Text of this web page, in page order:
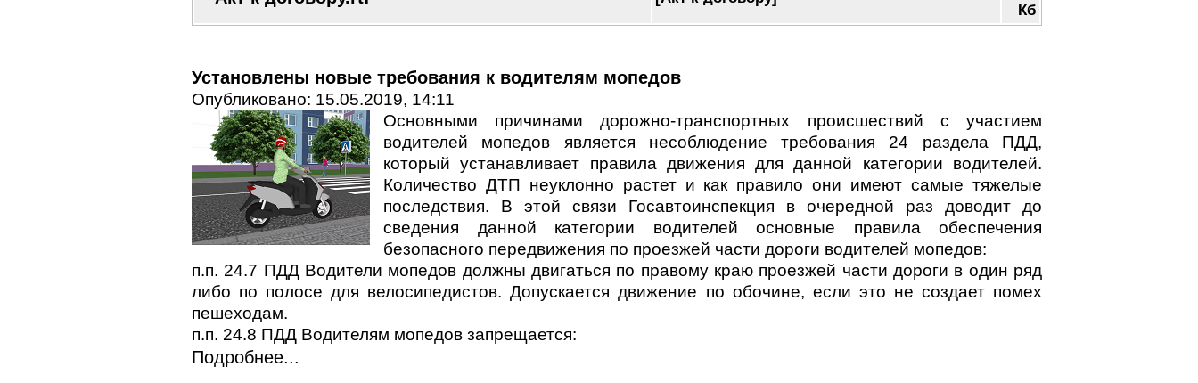
Кб
Установлены новые требования к водителям мопедов
Опубликовано: 15.05.2019, 14:11
Основными причинами дорожно-транспортных происшествий с участием
водителей мопедов является несоблюдение требования 24 раздела ПДД,
который устанавливает правила движения для данной категории водителей.
Количество ДТП неуклонно растет и как правило они имеют самые тяжелые
последствия. В этой связи Госавтоинспекция в очередной раз доводит до
сведения данной категории водителей основные правила обеспечения
безопасного передвижения по проезжей части дороги водителей мопедов:
п.п. 24.7 ПДД Водители мопедов должны двигаться по правому краю проезжей части дороги в один ряд
либо по полосе для велосипедистов. Допускается движение по обочине, если это не создает помех
пешеходам.
п.п. 24.8 ПДД Водителям мопедов запрещается:
Подробнее...